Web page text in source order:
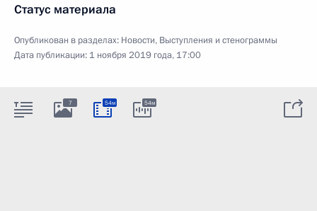
Статус материала
Опубликован в разделах: Новости, Выступления и стенограммы
Дата публикации: 1 ноября 2019 года, 17:00
7 54м 54м